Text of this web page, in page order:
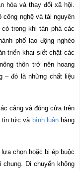
hóa và thay đổi xã hội.
công nghệ và tài nguyên
trong khi tàn phá các
phố lao động nghèo
triển khai siết chặt các
thôn trở nên hoang
– đó là những chất liệu
cảng và đóng cửa trên
tin tức và bình luậnhàng
chọn hoặc bị ép buộc
chung. Di chuyển không